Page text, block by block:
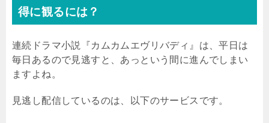
得に観るには？
連続ドラマ小説『カムカムエヴリバディ』は、平日は
毎日あるので見逃すと、あっという間に進んでしまい
ますよね。
見逃し配信しているのは、以下のサービスです。